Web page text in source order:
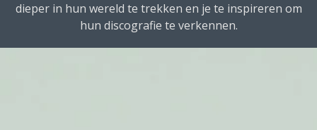
dieper in hun wereld te trekken en je te inspireren om
hun discografie te verkennen.